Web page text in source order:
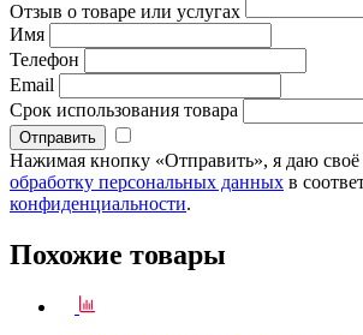
Отзыв о товаре или услугах
Имя
Телефон
Email
Срок использования товара
Нажимая кнопку «Отправить», я даю своё
обработку персональных данных в
конфиденциальности.
Похожие товары